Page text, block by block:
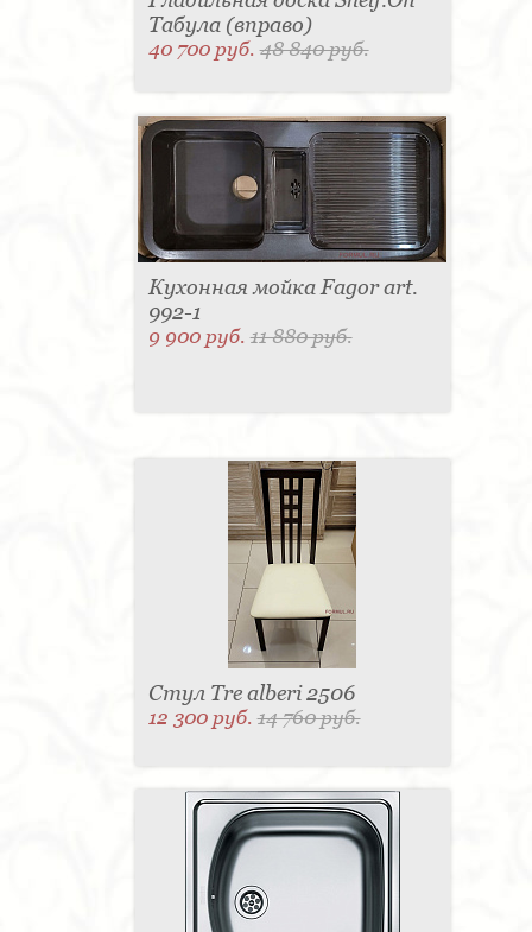
Табула (вправо)
40 700 руб.48 840 руб.
Кухонная мойка Fagor art.
992-1
9 900 руб.11 880 руб.
Стул Tre alberi 2506
12 300 руб.14 760 руб.